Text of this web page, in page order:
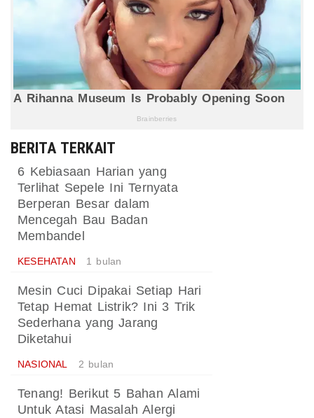
BERITA TERKAIT
6 Kebiasaan Harian yang
Terlihat Sepele Ini Ternyata
Berperan Besar dalam
Mencegah Bau Badan
Membandel
KESEHATAN 1 bulan
Mesin Cuci Dipakai Setiap Hari
Tetap Hemat Listrik? Ini 3 Trik
Sederhana yang Jarang
Diketahui
NASIONAL 2 bulan
Tenang! Berikut 5 Bahan Alami
Untuk Atasi Masalah Alergi